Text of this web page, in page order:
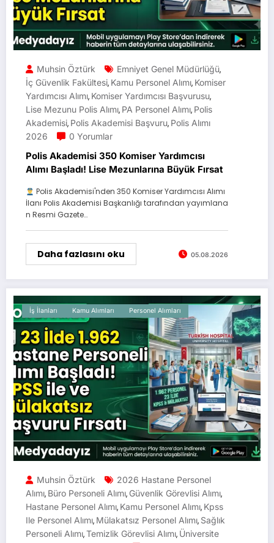
Muhsin Öztürk Emniyet Genel Müdürlüğü,
İç Güvenlik Fakültesi, Kamu Personel Alımı, Komiser
Yardımcısı Alımı, Komiser Yardımcısı Başvurusu,
Lise Mezunu Polis Alımı, PA Personel Alımı, Polis
Akademisi, Polis Akademisi Başvuru, Polis Alımı
2026
0 Yorumlar
Polis Akademisi 350 Komiser Yardımcısı
Alımı Başladı! Lise Mezunlarına Büyük Fırsat
Polis Akademisi'nden 350 Komiser Yardımcısı Alımı
İlanı Polis Akademisi Başkanlığı tarafından yayımlana
n Resmi Gazete…
Daha fazlasını oku 05.08.2026
İş İlanları Kamu Alımları Personel Alımları
Muhsin Öztürk
2026 Hastane Personel
Alımı, Büro Personeli Alımı, Güvenlik Görevlisi Alımı,
Hastane Personel Alımı, Kamu Personel Alımı, Kpss
Ile Personel Alımı, Mülakatsız Personel Alımı, Sağlık
Personeli Alımı,Temizlik Görevlisi Alımı, Üniversite